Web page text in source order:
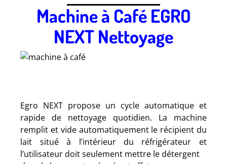
Machine à Café EGRO
NEXT Nettoyage
Egro NEXT propose un cycle automatique et
rapide de nettoyage quotidien. La machine
remplit et vide automatiquement le récipient du
lait situé à l’intérieur du réfrigérateur et
l’utilisateur doit seulement mettre le détergent